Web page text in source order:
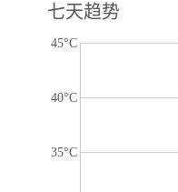
七天趋势
45°C
40°C
35°C